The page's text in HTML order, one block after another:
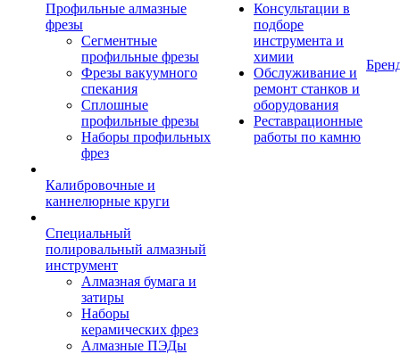
Профильные алмазные
фрезы
Сегментные
профильные фрезы
Фрезы вакуумного
спекания
Сплошные
профильные фрезы
Наборы профильных
фрез
Калибровочные и
каннелюрные круги
Специальный
полировальный алмазный
инструмент
Алмазная бумага и
затиры
Наборы
керамических фрез
Алмазные ПЭДы
Консультации в
подборе
инструмента и
химии
Обслуживание и
ремонт станков и
оборудования
Реставрационные
работы по камню